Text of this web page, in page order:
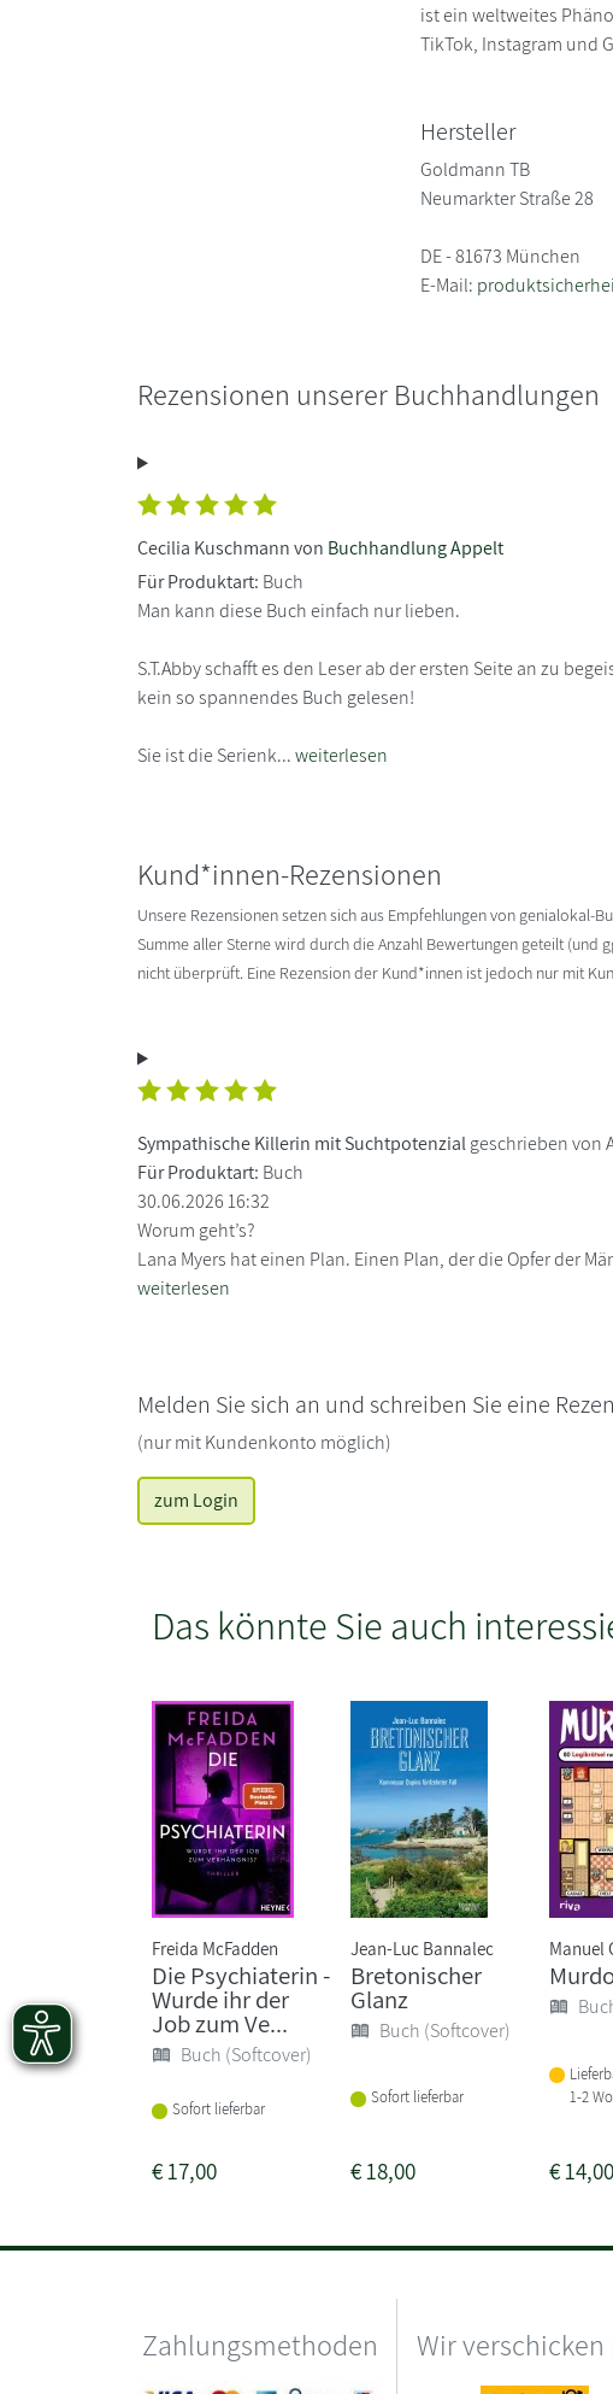
ist ein weltweites
TikTok, Instagram und
Hersteller
Goldmann TB
Neumarkter Straße 28
DE - 81673 München
E-Mail:
Rezensionen unserer Buchhandlungen
Cecilia Kuschmann von Buchhandlung Appelt
Für Produktart: Buch
Man kann diese Buch einfach nur lieben.
S.T.Abby schafft es den Leser ab der ersten Seite an zu
kein so spannendes Buch gelesen!
Sie ist die Serienk...weiterlesen
Kund*innen-Rezensionen
Unsere Rezensionen setzen sich aus Empfehlungen von genialokal-
Summe aller Sterne wird durch die Anzahl Bewertungen geteilt (und
nicht überprüft. Eine Rezension der Kund*innen ist jedoch nur mit
Sympathische Killerin mit Suchtpotenzialgeschrieben von
Für Produktart: Buch
30.06.2026 16:32
Worum geht’s?
Lana Myers hat einen Plan. Einen Plan, der die Opfer der
weiterlesen
Melden Sie sich an und schreiben Sie eine
(nur mit Kundenkonto möglich)
zum Login
Das könnte Sie auch
Freida McFadden
Die Psychiaterin -
Wurde ihr der
Job zum Ve...
Buch (Softcover)
Sofort lieferbar
€17,00
Jean-Luc Bannalec
Bretonischer
Glanz
Buch (Softcover)
Sofort lieferbar
€18,00
Manuel
1-2
€14,00
Zahlungsmethoden Wir